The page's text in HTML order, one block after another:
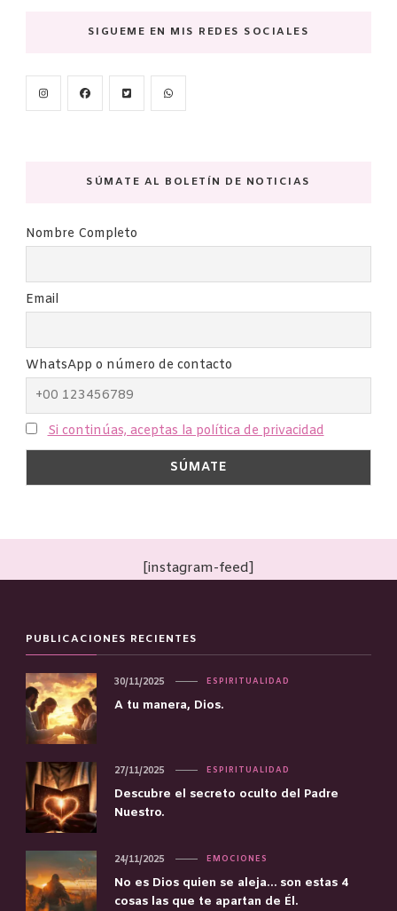
SIGUEME EN MIS REDES SOCIALES
SÚMATE AL BOLETÍN DE NOTICIAS
Nombre Completo
Email
WhatsApp o número de contacto
Si continúas, aceptas la política de privacidad
[instagram-feed]
PUBLICACIONES RECIENTES
ESPIRITUALIDAD
A tu manera, Dios.
30/11/2025
ESPIRITUALIDAD
Descubre el secreto oculto del Padre
Nuestro.
27/11/2025
EMOCIONES
No es Dios quien se aleja… son estas 4
cosas las que te apartan de Él.
24/11/2025